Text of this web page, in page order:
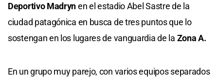
Deportivo Madrynen el estadio Abel Sastre de la
ciudad patagónica en busca de tres puntos que lo
sostengan en los lugares de vanguardia de la Zona A.
En un grupo muy parejo, con varios equipos separados